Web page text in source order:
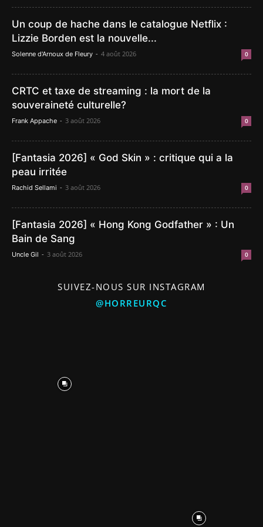
Un coup de hache dans le catalogue Netflix :
Lizzie Borden est la nouvelle...
Solenne d'Arnoux de Fleury - 4 août 2026 0
CRTC et taxe de streaming : la mort de la
souveraineté culturelle?
Frank Appache - 3 août 2026 0
[Fantasia 2026] « God Skin » : critique qui a la
peau irritée
Rachid Sellami - 3 août 2026 0
[Fantasia 2026] « Hong Kong Godfather » : Un
Bain de Sang
Uncle Gil - 3 août 2026 0
SUIVEZ-NOUS SUR INSTAGRAM
@HORREURQC